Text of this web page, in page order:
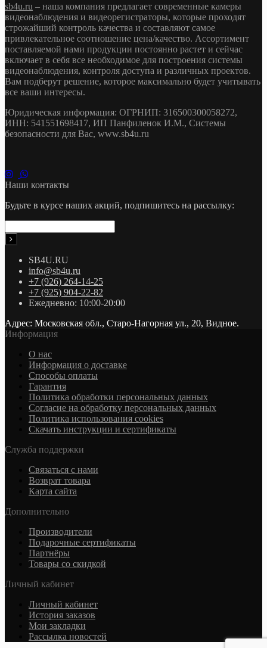
sb4u.ru – наша компания предлагает современные камеры
видеонаблюдения и видеорегистраторы, которые проходят
строжайший контроль качества и составляют самое
привлекательное соотношение цена/качество. Ассортимент
поставляемой нами продукции постоянно растет и сейчас
включает в себя все необходимое для построения системы
видеонаблюдения, контроля доступа и различных проектов.
Вам подберут решение, которое максимально будет учитывать
все ваши интересы.
Юридическая информация: ОГРНИП: 316500300058272,
ИНН: 541551698417, ИП Панфиленок И.М., Системы
безопасности для Вас, www.sb4u.ru
Наши контакты
Будьте в курсе наших акций, подпишитесь на рассылку:
SB4U.RU
info@sb4u.ru
+7 (926) 264-14-25
+7 (925) 904-22-82
Ежедневно: 10:00-20:00
Адрес: Московская обл., Старо-Нагорная ул., 20, Видное.
Информация
О нас
Информация о доставке
Cпособы оплаты
Гарантия
Политика обработки персональных данных
Согласие на обработку персональных данных
Политика использования cookies
Скачать инструкции и сертификаты
Служба поддержки
Связаться с нами
Возврат товара
Карта сайта
Дополнительно
Производители
Подарочные сертификаты
Партнёры
Товары со скидкой
Личный кабинет
Личный кабинет
История заказов
Мои закладки
Рассылка новостей